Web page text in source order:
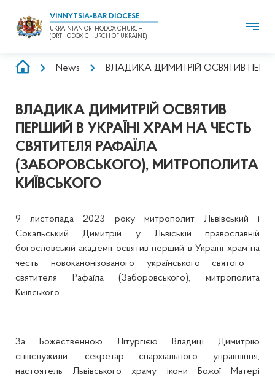
VINNYTSIA-BAR DIOCESE
UKRAINIAN ORTHODOX CHURCH
(ORTHODOX CHURCH OF UKRAINE)
BREADCRUMB
News ВЛАДИКА ДИМИТРІЙ ОСВЯТИВ
ВЛАДИКА ДИМИТРІЙ ОСВЯТИВ
ПЕРШИЙ В УКРАЇНІ ХРАМ НА ЧЕСТЬ
СВЯТИТЕЛЯ РАФАЇЛА
(ЗАБОРОВСЬКОГО), МИТРОПОЛИТА
КИЇВСЬКОГО
9 листопада 2023 року митрополит Львівський і
Сокальський Димитрій у Львіській православній
богословській академії освятив перший в Україні храм на
честь новоканонізованого українського святого -
святителя Рафаїла (Заборовського), митрополита
Київського.
За Божественною Літургією Владиці Димитрію
співслужили: секретар єпархіального управління,
настоятель Львівського храму ікони Божої Матері